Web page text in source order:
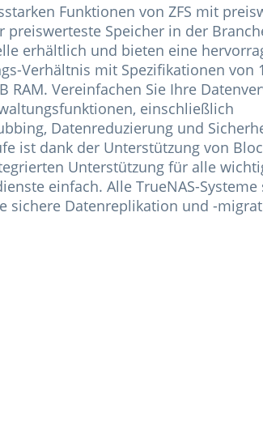
Funktionen von ZFS mit
Speicher in der
erhältlich und bieten eine
Verhältnis mit Spezifikationen von
RAM. Vereinfachen Sie Ihre
einschließlich
Datenreduzierung und
ist dank der Unterstützung von
Unterstützung für alle
einfach. Alle TrueNAS-Systeme
sichere Datenreplikation und -